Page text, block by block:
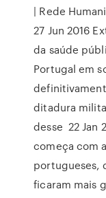
| Rede
27 Jun 2016
da saúde
Portugal em
ditadura
desse 22 Jan
começa com
portugueses,
ficaram mais